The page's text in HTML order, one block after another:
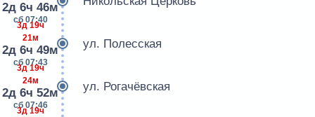
2д 6ч 46м
сб 07:40
3д 19ч
21м
2д 6ч 49м
сб 07:43
ул. Полесская
3д 19ч
24м
2д 6ч 52м
сб 07:46
ул. Рогачёвская
3д 19ч